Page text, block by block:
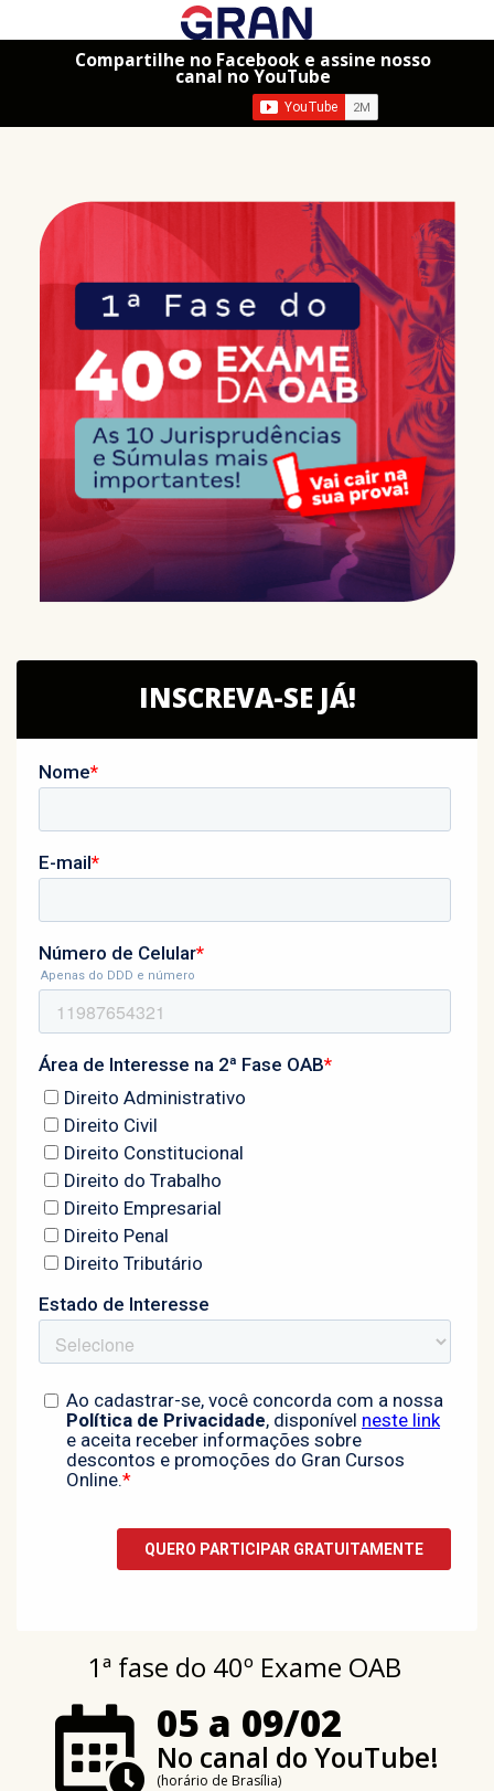
Compartilhe no Facebook e assine nosso
canal no YouTube
INSCREVA-SE JÁ!
1ª fase do 40º Exame OAB
05 a 09/02
No canal do YouTube!
(horário de Brasília)